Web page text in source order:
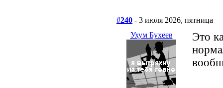
#240 - 3 июля 2026, пятница
Ухум Бухеев
Это